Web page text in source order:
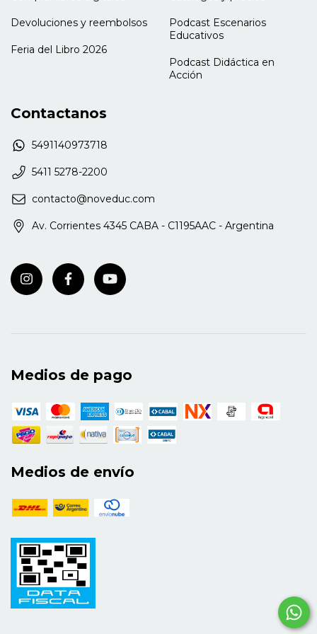
Devoluciones y reembolsos
Feria del Libro 2026
Podcast Escenarios
Educativos
Podcast Didáctica en
Acción
Contactanos
5491140973718
5411 5278-2200
contacto@noveduc.com
Av. Corrientes 4345 CABA - C1195AAC - Argentina
Medios de pago
Medios de envío